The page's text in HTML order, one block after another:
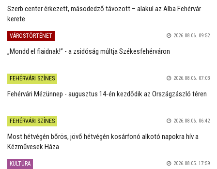
Szerb center érkezett, másodedző távozott – alakul az Alba Fehérvár
kerete
VÁROSTÖRTÉNET 2026.08.06. 09:52
„Mondd el fiaidnak!” - a zsidóság múltja Székesfehérváron
FEHÉRVÁRI SZÍNES 2026.08.06. 07:03
Fehérvári Mézünnep - augusztus 14-én kezdődik az Országzászló téren
FEHÉRVÁRI SZÍNES 2026.08.06. 06:42
Most hétvégén bőrös, jövő hétvégén kosárfonó alkotó napokra hív a
Kézművesek Háza
KULTÚRA 2026.08.05. 17:59